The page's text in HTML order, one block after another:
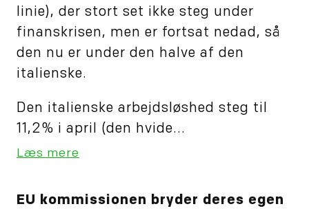
linie), der stort set ikke steg under
finanskrisen, men er fortsat nedad, så
den nu er under den halve af den
italienske.
Den italienske arbejdsløshed steg til
11,2% i april (den hvide...
Læs mere
EU kommissionen bryder deres egen